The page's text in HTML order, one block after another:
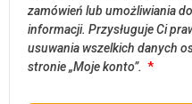
zamówień lub umożliwiania
informacji. Przysługuje Ci
usuwania wszelkich danych
stronie „Moje konto”.